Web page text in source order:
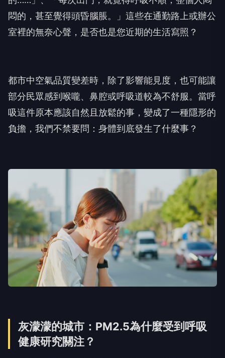
悶的，甚至覺得頭昏腦脹。」這些在通勤路上或辦公
室裡的無奈心聲，是否也是您近期的生活寫照？
都市中空氣品質變差時，除了影響能見度，也可能讓
部分民眾感到喉嚨、鼻腔或呼吸道較為不舒服。當呼
吸這件原本應該自然且放鬆的事，變成了一種隱形的
負擔，我們不禁要問：身體到底發生了什麼事？
灰濛濛的城市：PM2.5為什麼受到呼吸
健康研究關注？